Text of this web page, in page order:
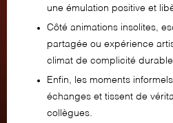
une émulation positive et
Côté animations insolites,
partagée ou expérience
climat de complicité
Enfin, les moments
échanges et tissent de
collègues.